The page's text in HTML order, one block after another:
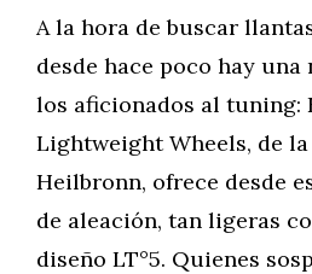
A la hora de buscar
desde hace poco hay
los aficionados al tuning:
Lightweight Wheels, de la
Heilbronn, ofrece desde
de aleación, tan ligeras
diseño LT°5. Quienes